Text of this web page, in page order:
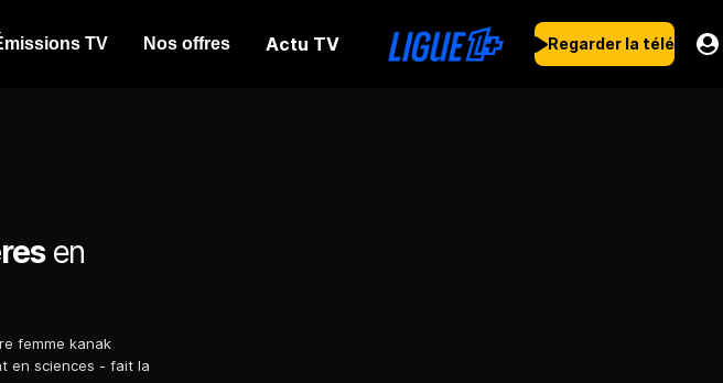
TV Nos offres Actu TV Regarder la télé
en
femme kanak
en sciences - fait la